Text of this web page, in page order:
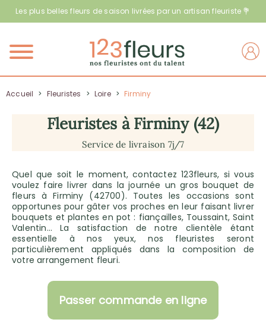
Les plus belles fleurs de saison livrées par un artisan fleuriste 💐
Menu
Accueil > Fleuristes > Loire > Firminy
Fleuristes à Firminy (42)
Service de livraison 7j/7
Quel que soit le moment, contactez 123fleurs, si vous
voulez faire livrer dans la journée un gros bouquet de
fleurs à Firminy (42700). Toutes les occasions sont
opportunes pour gâter vos proches en leur faisant livrer
bouquets et plantes en pot : fiançailles, Toussaint, Saint
Valentin… La satisfaction de notre clientèle étant
essentielle à nos yeux, nos fleuristes seront
particulièrement appliqués dans la composition de
votre arrangement fleuri.
Passer commande en ligne